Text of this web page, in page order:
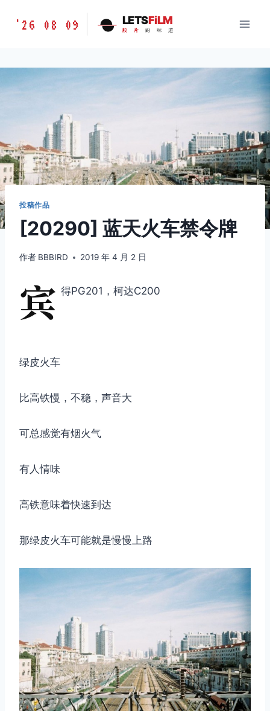
胶
味
道
'26 08 09 LETSFiLM
胶 片 的 味 道
投稿作品
[20290] 蓝天火车禁令牌
作者 BBBIRD 2019 年 4 月 2 日
宾 得PG201，柯达C200
绿皮火车
比高铁慢，不稳，声音大
可总感觉有烟火气
有人情味
高铁意味着快速到达
那绿皮火车可能就是慢慢上路